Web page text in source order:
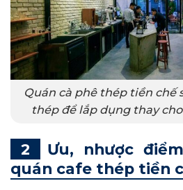
Quán cà phê thép tiền chế
thép để lắp dụng thay
Ưu, nhược
quán cafe thép tiền